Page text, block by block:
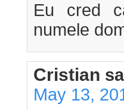
Eu cred
numele
Cristian
May 13,